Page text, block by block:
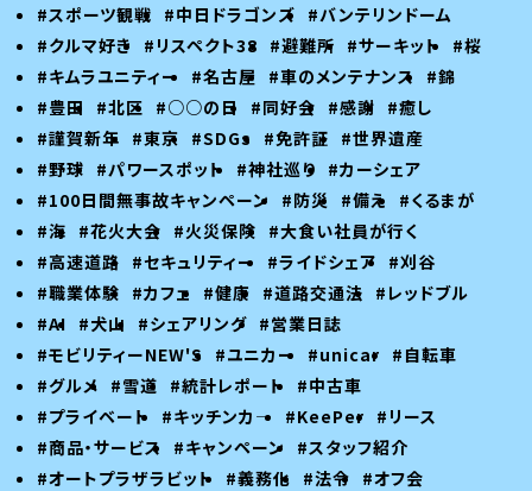
#スポーツ観戦 #中日ドラゴンズ #バンテリンドーム
#クルマ好き
#リスペクト38 #避難所 #サーキット
#桜
#キムラユニティー
#名古屋 #車のメンテナンス
#錦
#豊田
#北区 #○○の日 #同好会 #感謝 #癒し
#謹賀新年 #東京 #SDGs #免許証 #世界遺産
#野球 #パワースポット #神社巡り #カーシェア
#100日間無事故キャンペーン
#防災 #備え
#くるまが
#海 #花火大会 #火災保険 #大食い社員が行く
#高速道路 #セキュリティー #ライドシェア #刈谷
#職業体験 #カフェ #健康 #道路交通法 #レッドブル
#AI #犬山 #シェアリング #営業日誌
#モビリティーNEW'S
#ユニカー #unicar #自転車
#グルメ #雪道 #統計レポート
#中古車
#プライベート
#キッチンカ― #KeePer #リース
#商品・サービス
#キャンペーン
#スタッフ紹介
#オートプラザラビット
#義務化 #法令 #オフ会